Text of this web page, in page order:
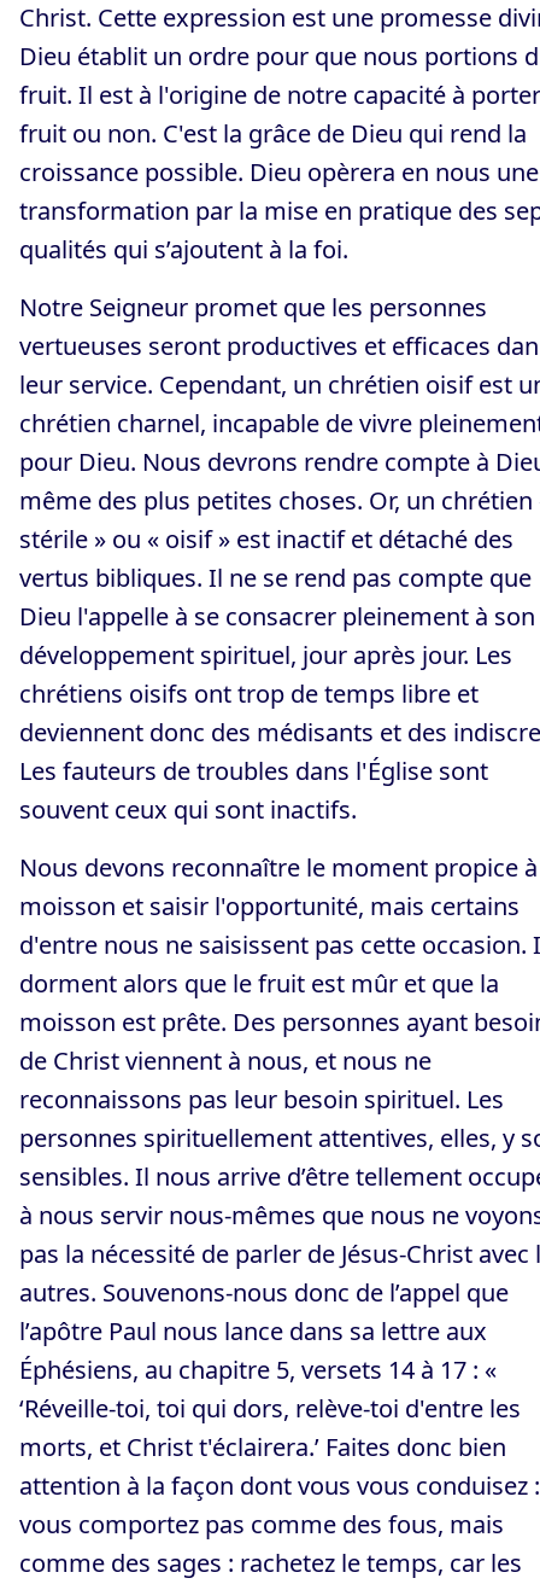
Christ. Cette expression est une promesse
Dieu établit un ordre pour que nous portions
fruit. Il est à l'origine de notre capacité à
fruit ou non. C'est la grâce de Dieu qui rend la
croissance possible. Dieu opèrera en nous une
transformation par la mise en pratique des
qualités qui s’ajoutent à la foi.
Notre Seigneur promet que les personnes
vertueuses seront productives et efficaces
leur service. Cependant, un chrétien oisif est
chrétien charnel, incapable de vivre
pour Dieu. Nous devrons rendre compte à
même des plus petites choses. Or, un chrétien
stérile » ou « oisif » est inactif et détaché des
vertus bibliques. Il ne se rend pas compte que
Dieu l'appelle à se consacrer pleinement à son
développement spirituel, jour après jour. Les
chrétiens oisifs ont trop de temps libre et
deviennent donc des médisants et des
Les fauteurs de troubles dans l'Église sont
souvent ceux qui sont inactifs.
Nous devons reconnaître le moment propice
moisson et saisir l'opportunité, mais certains
d'entre nous ne saisissent pas cette occasion.
dorment alors que le fruit est mûr et que la
moisson est prête. Des personnes ayant
de Christ viennent à nous, et nous ne
reconnaissons pas leur besoin spirituel. Les
personnes spirituellement attentives, elles, y
sensibles. Il nous arrive d’être tellement
à nous servir nous-mêmes que nous ne
pas la nécessité de parler de Jésus-Christ avec
autres. Souvenons-nous donc de l’appel que
l’apôtre Paul nous lance dans sa lettre aux
Éphésiens, au chapitre 5, versets 14 à 17 : «
‘Réveille-toi, toi qui dors, relève-toi d'entre les
morts, et Christ t'éclairera.’ Faites donc bien
attention à la façon dont vous vous conduisez
vous comportez pas comme des fous, mais
comme des sages : rachetez le temps, car les